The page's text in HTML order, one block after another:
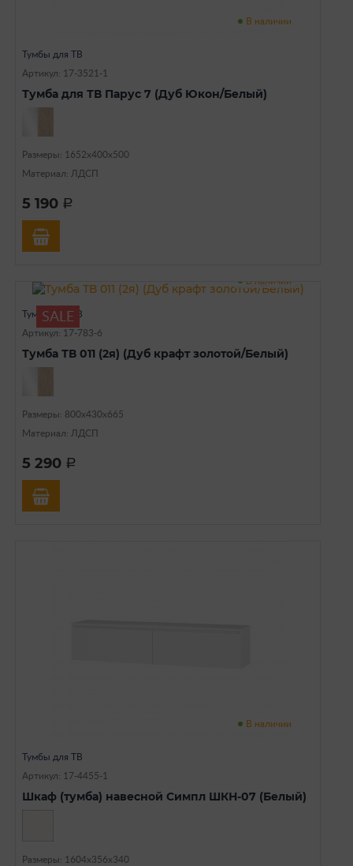
В наличии
Тумбы для ТВ
Артикул: 17-3521-1
Тумба для ТВ Парус 7 (Дуб Юкон/Белый)
Размеры: 1652х400х500
Материал: ЛДСП
5 190 a
SALE
В наличии
Тумбы для ТВ
Артикул: 17-783-6
Тумба ТВ 011 (2я) (Дуб крафт золотой/Белый)
Размеры: 800х430х665
Материал: ЛДСП
5 290 a
В наличии
Тумбы для ТВ
Артикул: 17-4455-1
Шкаф (тумба) навесной Симпл ШКН-07 (Белый)
Размеры: 1604х356х340